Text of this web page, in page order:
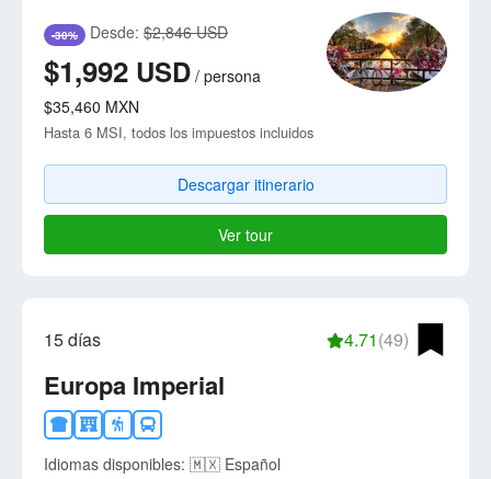
-30% Desde: $2,846 USD
$1,992 USD / persona
$35,460 MXN
Hasta 6 MSI, todos los impuestos incluidos
Descargar itinerario
Ver tour
15 días 4.71(49)
Europa Imperial
Idiomas disponibles: 🇲🇽 Español